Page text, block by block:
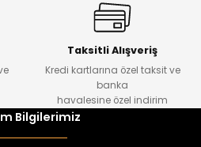
Navi Kız Çocuk Kot Pantolon
₺ 650
%15
Taksitli Alışveriş
Kredi kartlarına özel taksit ve
banka
havalesine özel indirim
Bilgilerimiz